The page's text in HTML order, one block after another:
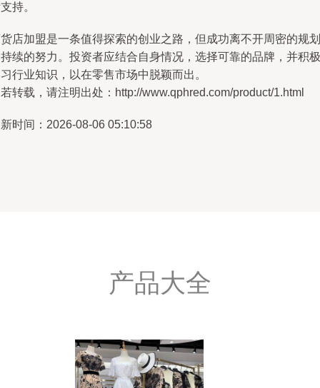
持。
店加盟是一条值得探索的创业之路，但成功离不开周密的规划
续的努力。投资者应结合自身情况，选择可靠的品牌，并积极
行业知识，以在零售市场中脱颖而出。
转载，请注明出处：http://www.qphred.com/product/1.html
时间：2026-08-06 05:10:58
产品大全